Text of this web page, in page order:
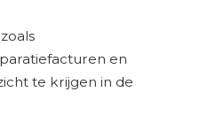
en
te krijgen in de